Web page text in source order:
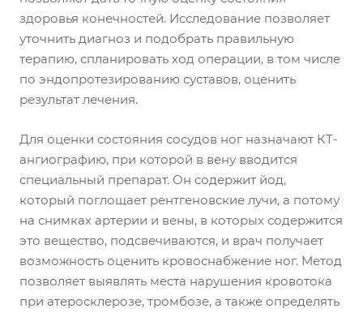
здоровья конечностей. Исследование позволяет
уточнить диагноз и подобрать правильную
терапию, спланировать ход операции, в том числе
по эндопротезированию суставов, оценить
результат лечения.
Для оценки состояния сосудов ног назначают КТ-
ангиографию, при которой в вену вводится
специальный препарат. Он содержит йод,
который поглощает рентгеновские лучи, а потому
на снимках артерии и вены, в которых содержится
это вещество, подсвечиваются, и врач получает
возможность оценить кровоснабжение ног. Метод
позволяет выявлять места нарушения кровотока
при атеросклерозе, тромбозе, а также определять